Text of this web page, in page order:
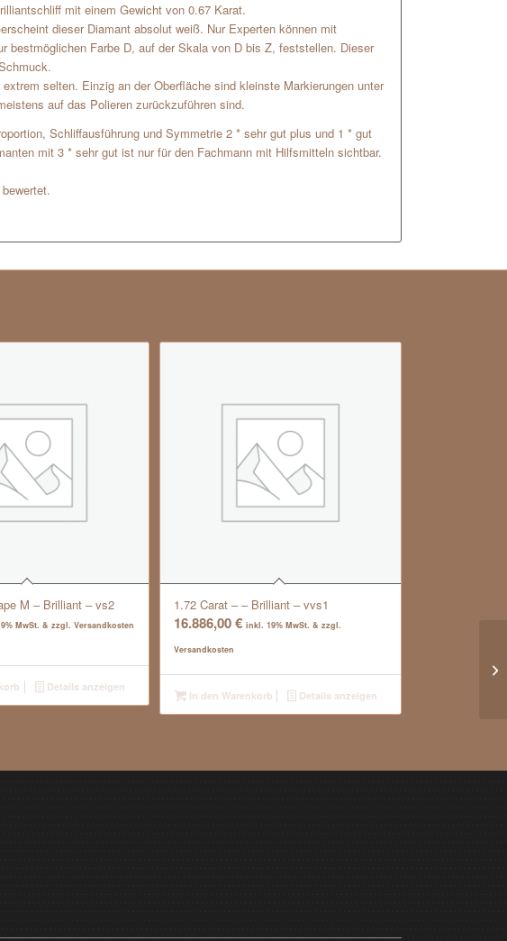
mit einem Gewicht von 0.67 Karat.
dieser Diamant absolut weiß. Nur Experten können mit
bestmöglichen Farbe D, auf der Skala von D bis Z, feststellen. Dieser
selten. Einzig an der Oberfläche sind kleinste Markierungen unter
auf das Polieren zurückzuführen sind.
Schliffausführung und Symmetrie 2 * sehr gut plus und 1 * gut
mit 3 * sehr gut ist nur für den Fachmann mit Hilfsmitteln sichtbar.
M – Brilliant – vs2
MwSt. & zzgl. Versandkosten
Details anzeigen
1.72 Carat – – Brilliant – vvs1
16.886,00€ inkl. 19% MwSt. & zzgl.
Versandkosten
In den Warenkorb Details anzeigen